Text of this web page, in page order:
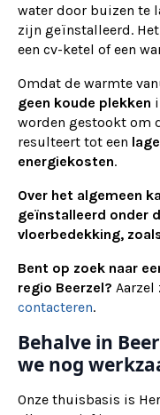
water door buizen te
zijn geïnstalleerd.
een cv-ketel of een
Omdat de warmte
geen koude plekken
worden gestookt om
resulteert tot een
energiekosten.
Over het algemeen
geïnstalleerd onder
vloerbedekking,
Bent op zoek naar
regio Beerzel?
contacteren.
Behalve in
we nog
Onze thuisbasis is